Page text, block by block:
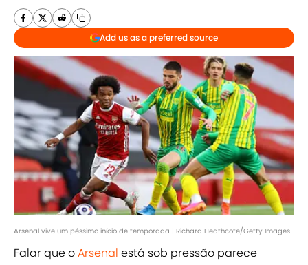
Add us as a preferred source
Arsenal vive um péssimo início de temporada | Richard Heathcote/Getty Images
Falar que oArsenal está sob pressão parece